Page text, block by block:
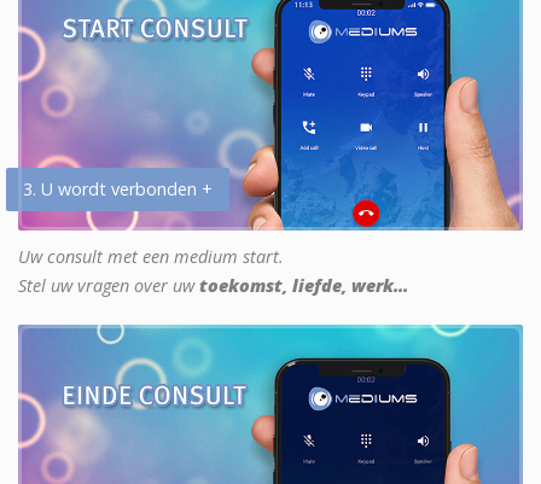
3. U wordt verbonden +
Uw consult met een medium start.
Stel uw vragen over uwtoekomst, liefde, werk...